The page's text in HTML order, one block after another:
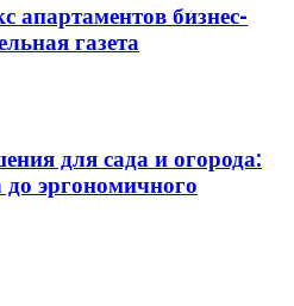
апартаментов бизнес-
газета
для сада и огорода:
эргономичного